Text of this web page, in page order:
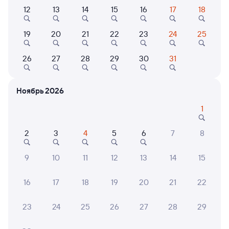
Самый быстрый
082В 7,8
17:15 11:00
17 ч 45 м в пути
Маршрут
Сидячий
от 2 ⁠593 ⁠₽
Купе
2 ⁠835 ⁠₽ 13 ⁠326 ⁠₽
Выберите дату
1 д 2 ч 35 м в пути
12 13 14 15 16 17 18
19 20 21 22 23 24 25
26 27 28 29 30 31
Ноябрь 2026
1
2 3 4 5 6 7 8
9 10 11 12 13 14 15
16 17 18 19 20 21 22
23 24 25 26 27 28 29